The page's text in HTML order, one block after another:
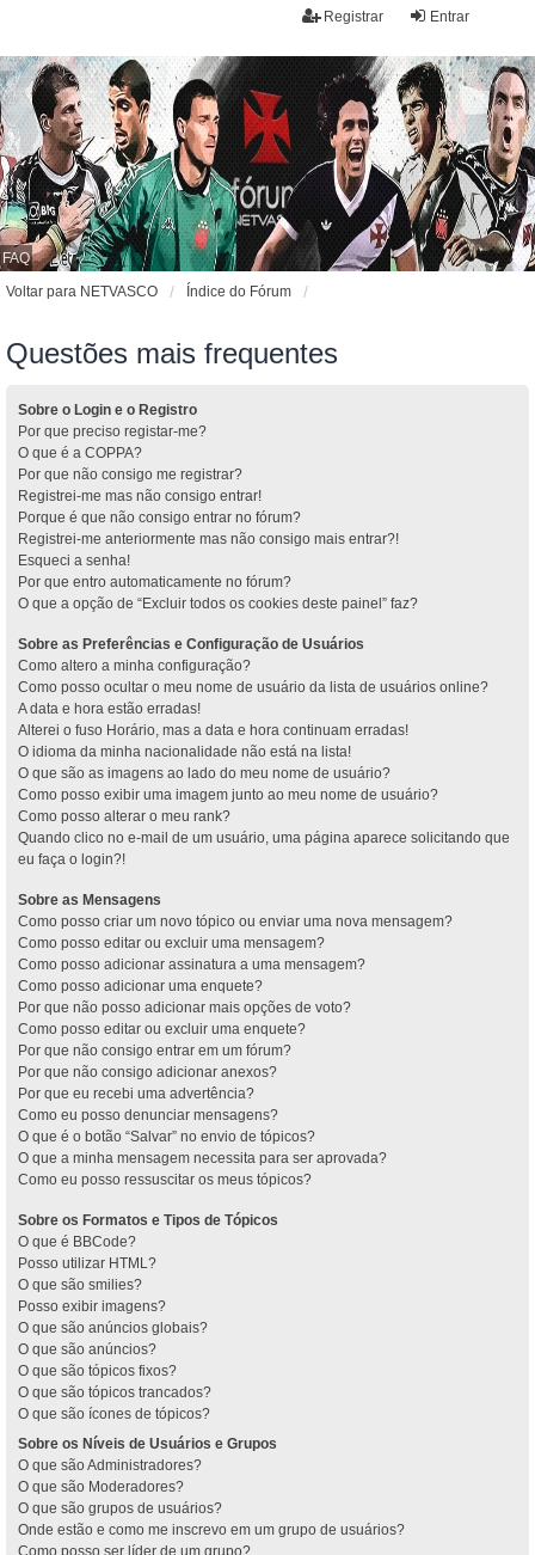
Entrar
Registrar
FAQ
Voltar para NETVASCO
Índice do Fórum
Questões mais frequentes
Sobre o Login e o Registro
Por que preciso registar-me?
O que é a COPPA?
Por que não consigo me registrar?
Registrei-me mas não consigo entrar!
Porque é que não consigo entrar no fórum?
Registrei-me anteriormente mas não consigo mais entrar?!
Esqueci a senha!
Por que entro automaticamente no fórum?
O que a opção de “Excluir todos os cookies deste painel” faz?
Sobre as Preferências e Configuração de Usuários
Como altero a minha configuração?
Como posso ocultar o meu nome de usuário da lista de usuários online?
A data e hora estão erradas!
Alterei o fuso Horário, mas a data e hora continuam erradas!
O idioma da minha nacionalidade não está na lista!
O que são as imagens ao lado do meu nome de usuário?
Como posso exibir uma imagem junto ao meu nome de usuário?
Como posso alterar o meu rank?
Quando clico no e-mail de um usuário, uma página aparece solicitando que
eu faça o login?!
Sobre as Mensagens
Como posso criar um novo tópico ou enviar uma nova mensagem?
Como posso editar ou excluir uma mensagem?
Como posso adicionar assinatura a uma mensagem?
Como posso adicionar uma enquete?
Por que não posso adicionar mais opções de voto?
Como posso editar ou excluir uma enquete?
Por que não consigo entrar em um fórum?
Por que não consigo adicionar anexos?
Por que eu recebi uma advertência?
Como eu posso denunciar mensagens?
O que é o botão “Salvar” no envio de tópicos?
O que a minha mensagem necessita para ser aprovada?
Como eu posso ressuscitar os meus tópicos?
Sobre os Formatos e Tipos de Tópicos
O que é BBCode?
Posso utilizar HTML?
O que são smilies?
Posso exibir imagens?
O que são anúncios globais?
O que são anúncios?
O que são tópicos fixos?
O que são tópicos trancados?
O que são ícones de tópicos?
Sobre os Níveis de Usuários e Grupos
O que são Administradores?
O que são Moderadores?
O que são grupos de usuários?
Onde estão e como me inscrevo em um grupo de usuários?
Como posso ser líder de um grupo?